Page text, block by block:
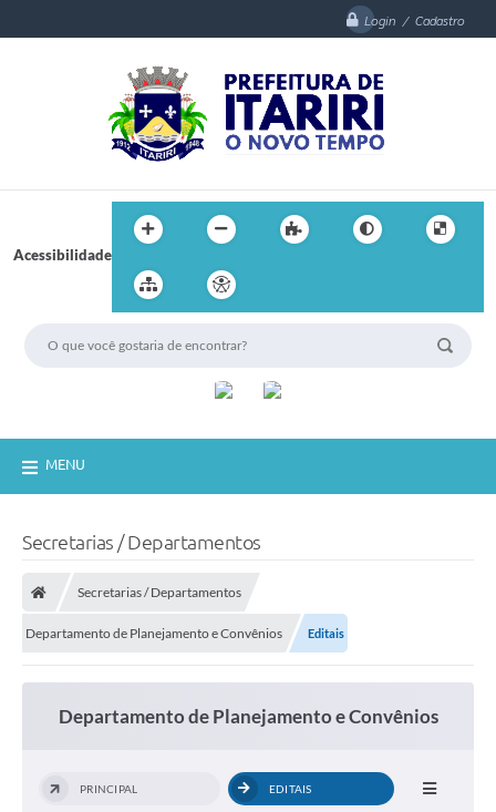
Login / Cadastro
Acessibilidade
MENU
Secretarias / Departamentos
Secretarias / Departamentos
Departamento de Planejamento e Convênios Editais
Departamento de Planejamento e Convênios
PRINCIPAL EDITAIS